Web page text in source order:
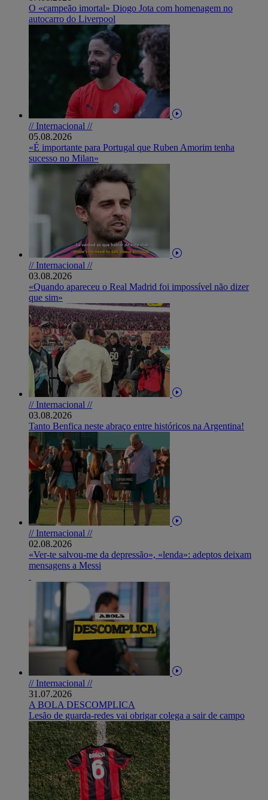
O «campeão imortal» Diogo Jota com homenagem no
autocarro do Liverpool
// Internacional //
05.08.2026
«É importante para Portugal que Ruben Amorim tenha
sucesso no Milan»
// Internacional //
03.08.2026
«Quando apareceu o Real Madrid foi impossível não dizer
que sim»
// Internacional //
03.08.2026
Tanto Benfica neste abraço entre históricos na Argentina!
// Internacional //
02.08.2026
«Ver-te salvou-me da depressão», «lenda»: adeptos deixam
mensagens a Messi
// Internacional //
31.07.2026
A BOLA DESCOMPLICA
Lesão de guarda-redes vai obrigar colega a sair de campo